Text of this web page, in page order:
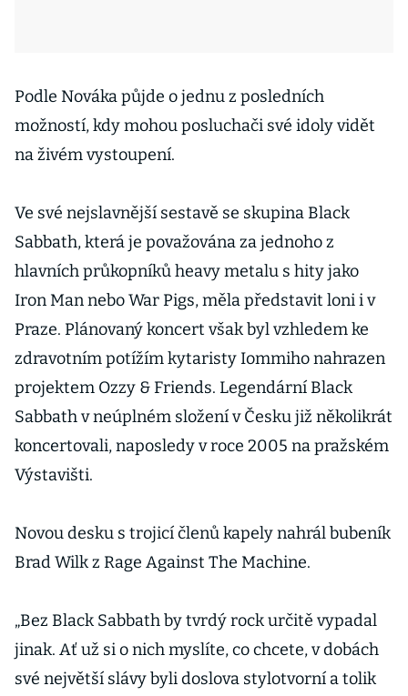
Podle Nováka půjde o jednu z posledních
možností, kdy mohou posluchači své idoly vidět
na živém vystoupení.
Ve své nejslavnější sestavě se skupina Black
Sabbath, která je považována za jednoho z
hlavních průkopníků heavy metalu s hity jako
Iron Man nebo War Pigs, měla představit loni i v
Praze. Plánovaný koncert však byl vzhledem ke
zdravotním potížím kytaristy Iommiho nahrazen
projektem Ozzy & Friends. Legendární Black
Sabbath v neúplném složení v Česku již několikrát
koncertovali, naposledy v roce 2005 na pražském
Výstavišti.
Novou desku s trojicí členů kapely nahrál bubeník
Brad Wilk z Rage Against The Machine.
„Bez Black Sabbath by tvrdý rock určitě vypadal
jinak. Ať už si o nich myslíte, co chcete, v dobách
své největší slávy byli doslova stylotvorní a tolik